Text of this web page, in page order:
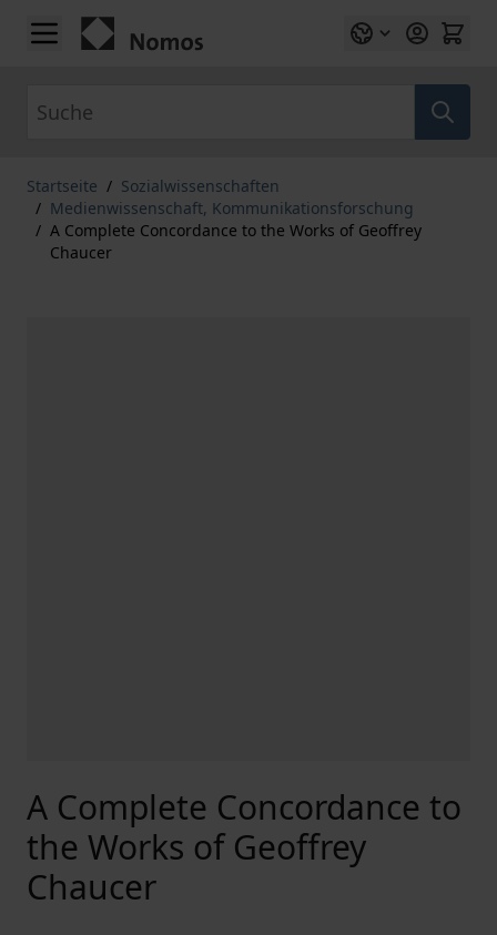
Zum Inhalt springen
Startseite / Sozialwissenschaften
/ Medienwissenschaft, Kommunikationsforschung
/ A Complete Concordance to the Works of Geoffrey
Chaucer
A Complete Concordance to
the Works of Geoffrey
Chaucer